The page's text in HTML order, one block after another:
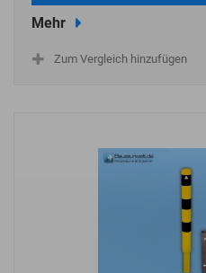
Mehr
Zum Vergleich hinzufügen